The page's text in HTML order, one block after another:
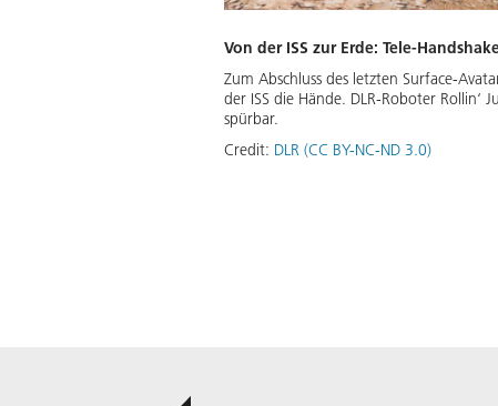
Von der ISS zur Erde: Tele-
Zum Abschluss des letzten Surface-
der ISS die Hände. DLR-Roboter
spürbar.
Credit: DLR (CC BY-NC-ND 3.0)